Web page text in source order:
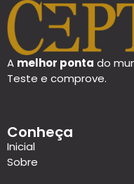
A melhor ponta do
Teste e comprove.
Conheça
Inicial
Sobre